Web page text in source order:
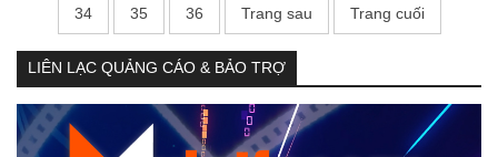
34 35 36 Trang sau Trang cuối
LIÊN LẠC QUẢNG CÁO & BẢO TRỢ